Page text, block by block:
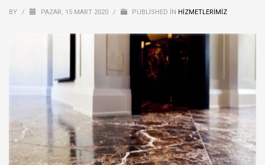
BY / PAZAR, 15 MART 2020 / PUBLISHED IN HİZMETLERİMİZ